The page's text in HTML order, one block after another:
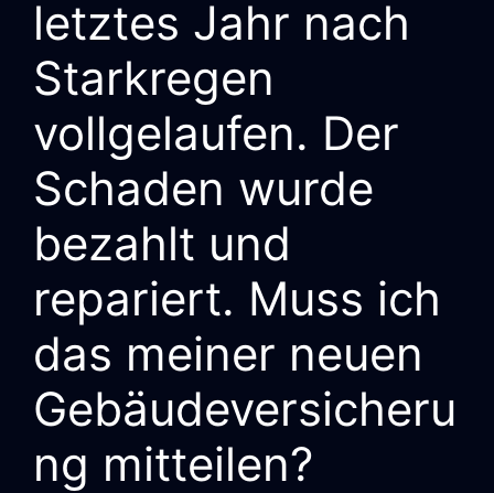
letztes Jahr nach
Starkregen
vollgelaufen. Der
Schaden wurde
bezahlt und
repariert. Muss ich
das meiner neuen
Gebäudeversicheru
ng mitteilen?